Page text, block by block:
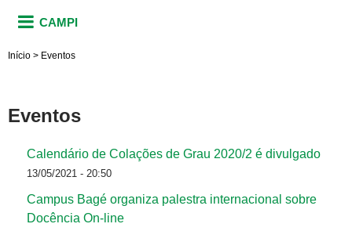
CAMPI
Início > Eventos
Eventos
Calendário de Colações de Grau 2020/2 é divulgado
13/05/2021 - 20:50
Campus Bagé organiza palestra internacional sobre
Docência On-line